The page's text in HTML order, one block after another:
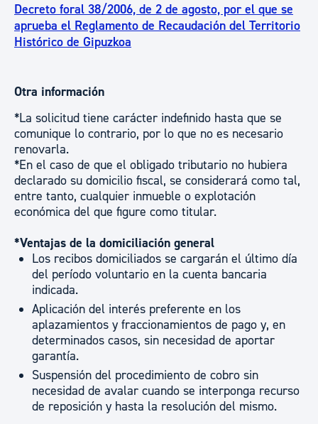
Decreto foral 38/2006, de 2 de agosto, por el que se
aprueba el Reglamento de Recaudación del Territorio
Histórico de Gipuzkoa
Otra información
*La solicitud tiene carácter indefinido hasta que se
comunique lo contrario, por lo que no es necesario
renovarla.
*En el caso de que el obligado tributario no hubiera
declarado su domicilio fiscal, se considerará como tal,
entre tanto, cualquier inmueble o explotación
económica del que figure como titular.
*Ventajas de la domiciliación general
Los recibos domiciliados se cargarán el último día
del período voluntario en la cuenta bancaria
indicada.
Aplicación del interés preferente en los
aplazamientos y fraccionamientos de pago y, en
determinados casos, sin necesidad de aportar
garantía.
Suspensión del procedimiento de cobro sin
necesidad de avalar cuando se interponga recurso
de reposición y hasta la resolución del mismo.